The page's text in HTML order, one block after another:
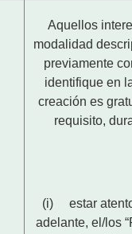
Aquellos
modalidad
previamente
identifique en
creación es
requisito,
(i) estar
adelante, el/los